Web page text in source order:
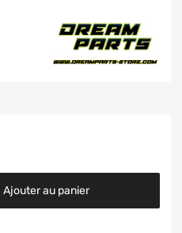
Ajouter au panier